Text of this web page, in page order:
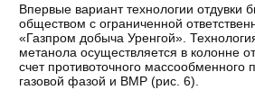
Впервые вариант технологии отдувки
обществом с ограниченной
«Газпром добыча Уренгой».
метанола осуществляется в колонне
счет противоточного массообменного
газовой фазой и ВМР (рис. 6).